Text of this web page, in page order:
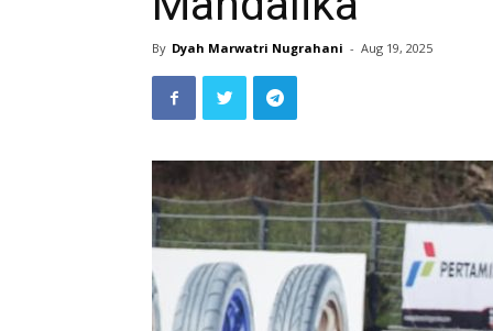
By Dyah Marwatri Nugrahani - Aug 19, 2025